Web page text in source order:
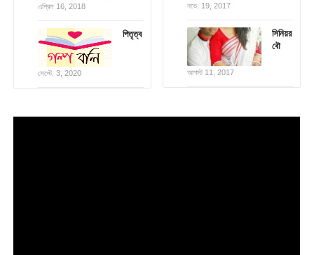
এপ্রিল 16, 2018
পিতৃত্ব
সেপ্টে. 3, 2020
নভে. 19, 2017
সিনিয়র
বৌ
আগস্ট 11, 2017